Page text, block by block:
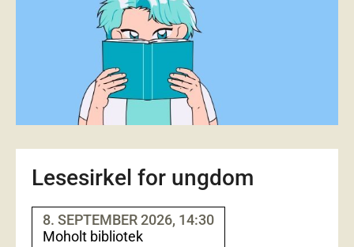
Lesesirkel for ungdom
8. SEPTEMBER 2026, 14:30
Moholt bibliotek